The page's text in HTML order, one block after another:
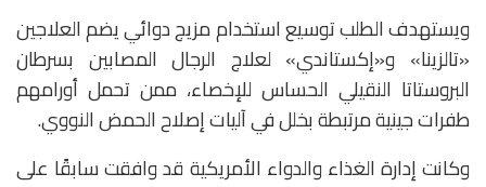
ويستهدف الطلب توسيع استخدام مزيج دوائي يضم العلاجين
«تالزينا» و«إكستاندي» لعلاج الرجال المصابين بسرطان
البروستاتا النقيلي الحساس للإخصاء، ممن تحمل أورامهم
طفرات جينية مرتبطة بخلل في آليات إصلاح الحمض النووي.
وكانت إدارة الغذاء والدواء الأمريكية قد وافقت سابقًا على